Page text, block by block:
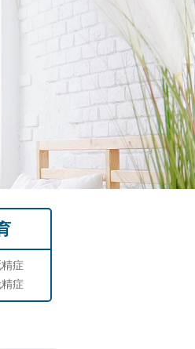
症
症